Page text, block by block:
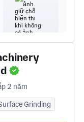
2 năm
Grinding